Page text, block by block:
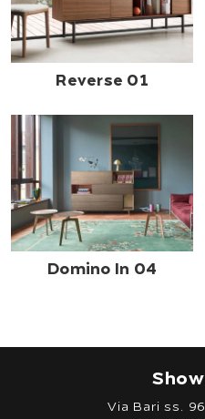
Reverse 01
Domino In 04
Via Bari ss.